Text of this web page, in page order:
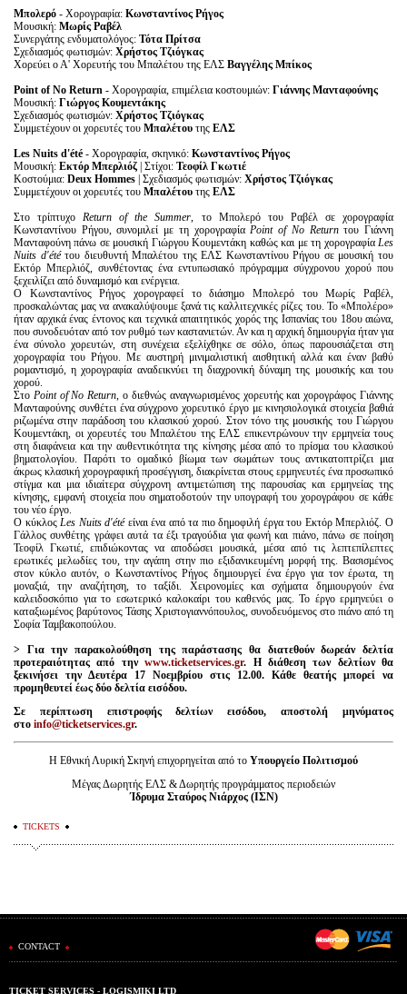
Μπολερό - Χορογραφία: Κωνσταντίνος Ρήγος
Μουσική: Μωρίς Ραβέλ
Συνεργάτης ενδυματολόγος: Τότα Πρίτσα
Σχεδιασμός φωτισμών: Χρήστος Τζιόγκας
Χορεύει ο Α' Χορευτής του Μπαλέτου της ΕΛΣ Βαγγέλης Μπίκος
Point of No Return - Χορογραφία, επιμέλεια κοστουμιών: Γιάννης Μανταφούνης
Μουσική: Γιώργος Κουμεντάκης
Σχεδιασμός φωτισμών: Χρήστος Τζιόγκας
Συμμετέχουν οι χορευτές του Μπαλέτου της ΕΛΣ
Les Nuits d'été - Χορογραφία, σκηνικό: Κωνσταντίνος Ρήγος
Μουσική: Εκτόρ Μπερλιόζ | Στίχοι: Τεοφίλ Γκωτιέ
Κοστούμια: Deux Hommes | Σχεδιασμός φωτισμών: Χρήστος Τζιόγκας
Συμμετέχουν οι χορευτές του Μπαλέτου της ΕΛΣ
Στο τρίπτυχοReturn of the Summer, το Μπολερό του Ραβέλ σε χορογραφία
Κωνσταντίνου Ρήγου, συνομιλεί με τη χορογραφίαPoint of No Returnτου Γιάννη
Μανταφούνη πάνω σε μουσική Γιώργου Κουμεντάκη καθώς και με τη χορογραφία Les
Nuits d'étéτου διευθυντή Μπαλέτου της ΕΛΣ Κωνσταντίνου Ρήγου σε μουσική του
Εκτόρ Μπερλιόζ, συνθέτοντας ένα εντυπωσιακό πρόγραμμα σύγχρονου χορού που
ξεχειλίζει από δυναμισμό και ενέργεια.
Ο Κωνσταντίνος Ρήγος χορογραφεί το διάσημο Μπολερό του Μωρίς Ραβέλ,
προσκαλώντας μας να ανακαλύψουμε ξανά τις καλλιτεχνικές ρίζες του. Το «Μπολέρο»
ήταν αρχικά ένας έντονος και τεχνικά απαιτητικός χορός της Ισπανίας του 18ου αιώνα,
που συνοδευόταν από τον ρυθμό των καστανιετών. Αν και η αρχική δημιουργία ήταν για
ένα σύνολο χορευτών, στη συνέχεια εξελίχθηκε σε σόλο, όπως παρουσιάζεται στη
χορογραφία του Ρήγου. Με αυστηρή μινιμαλιστική αισθητική αλλά και έναν βαθύ
ρομαντισμό, η χορογραφία αναδεικνύει τη διαχρονική δύναμη της μουσικής και του
χορού.
Στο Point of No Return, o διεθνώς αναγνωρισμένος χορευτής και χορογράφος Γιάννης
Μανταφούνης συνθέτει ένα σύγχρονο χορευτικό έργο με κινησιολογικά στοιχεία βαθιά
ριζωμένα στην παράδοση του κλασικού χορού. Στον τόνο της μουσικής του Γιώργου
Κουμεντάκη, οι χορευτές του Μπαλέτου της ΕΛΣ επικεντρώνουν την ερμηνεία τους
στη διαφάνεια και την αυθεντικότητα της κίνησης μέσα από το πρίσμα του κλασικού
βηματολογίου. Παρότι το ομαδικό βίωμα των σωμάτων τους αντικατοπτρίζει μια
άκρως κλασική χορογραφική προσέγγιση, διακρίνεται στους ερμηνευτές ένα προσωπικό
στίγμα και μια ιδιαίτερα σύγχρονη αντιμετώπιση της παρουσίας και ερμηνείας της
κίνησης, εμφανή στοιχεία που σηματοδοτούν την υπογραφή του χορογράφου σε κάθε
του νέο έργο.
O κύκλοςLes Nuits d'été είναι ένα από τα πιο δημοφιλή έργα του Εκτόρ Μπερλιόζ. Ο
Γάλλος συνθέτης γράφει αυτά τα έξι τραγούδια για φωνή και πιάνο, πάνω σε ποίηση
Τεοφίλ Γκωτιέ, επιδιώκοντας να αποδώσει μουσικά, μέσα από τις λεπτεπίλεπτες
ερωτικές μελωδίες του, την αγάπη στην πιο εξιδανικευμένη μορφή της. Βασισμένος
στον κύκλο αυτόν, ο Κωνσταντίνος Ρήγος δημιουργεί ένα έργο για τον έρωτα, τη
μοναξιά, την αναζήτηση, το ταξίδι. Χειρονομίες και σχήματα δημιουργούν ένα
καλειδοσκόπιο για το εσωτερικό καλοκαίρι του καθενός μας. Το έργο ερμηνεύει ο
καταξιωμένος βαρύτονος Τάσης Χριστογιαννόπουλος, συνοδευόμενος στο πιάνο από τη
Σοφία Ταμβακοπούλου.
> Για την παρακολούθηση της παράστασης θα διατεθούν δωρεάν δελτία
προτεραιότητας από τηνwww.ticketservices.gr. Η διάθεση των δελτίων θα
ξεκινήσει την Δευτέρα 17 Νοεμβρίου στις 12.00. Κάθε θεατής μπορεί να
προμηθευτεί έως δύο δελτία εισόδου.
Σε περίπτωση επιστροφής δελτίων εισόδου, αποστολή μηνύματος
στο info@ticketservices.gr.
Η Εθνική Λυρική Σκηνή επιχορηγείται από το Υπουργείο Πολιτισμού
Μέγας Δωρητής ΕΛΣ & Δωρητής προγράμματος περιοδειών
Ίδρυμα Σταύρος Νιάρχος (ΙΣΝ)
TICKETS
CONTACT
TICKET SERVICES - LOGISMIKI LTD